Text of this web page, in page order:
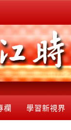
欄 學習新視界